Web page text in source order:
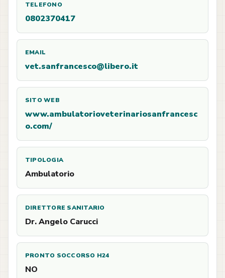
TELEFONO
0802370417
EMAIL
vet.sanfrancesco@libero.it
SITO WEB
www.ambulatorioveterinariosanfrancesc
o.com/
TIPOLOGIA
Ambulatorio
DIRETTORE SANITARIO
Dr. Angelo Carucci
PRONTO SOCCORSO H24
NO